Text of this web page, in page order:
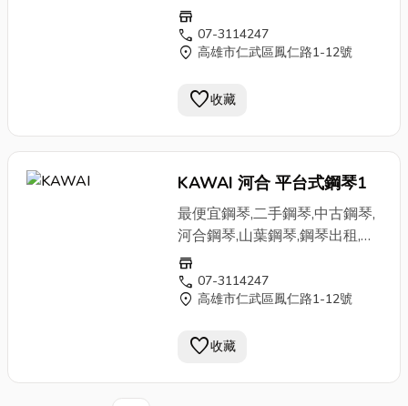
雄鋼琴買賣
store
call 07-3114247
location_on 高雄市仁武區鳳仁路1-12號
favorite收藏
KAWAI 河合 平台式鋼琴1
最便宜鋼琴,二手鋼琴,中古鋼琴,
河合鋼琴,山葉鋼琴,鋼琴出租,高
雄鋼琴買賣
store
call 07-3114247
location_on 高雄市仁武區鳳仁路1-12號
favorite收藏